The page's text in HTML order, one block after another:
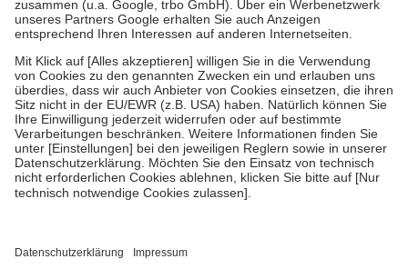
Bei Heilmitteln und häuslicher Krankenpflege beträgt die
Zuzahlung zehn Prozent der Kosten sowie zehn Euro je
Um das Engagement der Versicherten für ihre eigene Gesundheit zu
stärken und die besondere Stellung der Familie zu unterstützen,
fallenkeine Zuzahlungen an bei:
• Kindern und Jugendlichen bis zum vollendeten 18. Lebensjahr
mit Ausnahme der Fahrkosten
• Untersuchungen zur Vorsorge und Früherkennung, die von der
GKV getragen werden
• empfohlenen Schutzimpfungen
Wir nutzen Trusted Shops als unabhängigen Dienstleister für die